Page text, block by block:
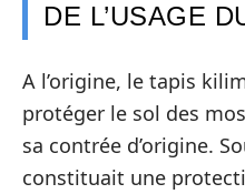
DE L’USAGE
A l’origine, le tapis
protéger le sol des
sa contrée d’origine.
constituait une